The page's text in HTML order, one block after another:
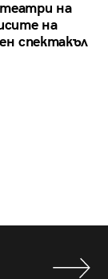
на
на
спектакъл